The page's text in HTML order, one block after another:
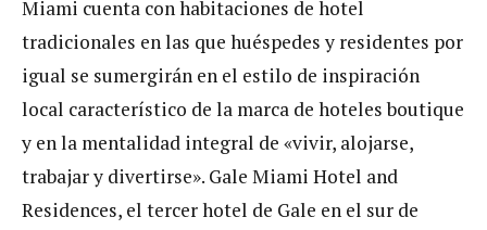
Miami cuenta con habitaciones de hotel
tradicionales en las que huéspedes y residentes por
igual se sumergirán en el estilo de inspiración
local característico de la marca de hoteles boutique
y en la mentalidad integral de «vivir, alojarse,
trabajar y divertirse». Gale Miami Hotel and
Residences, el tercer hotel de Gale en el sur de